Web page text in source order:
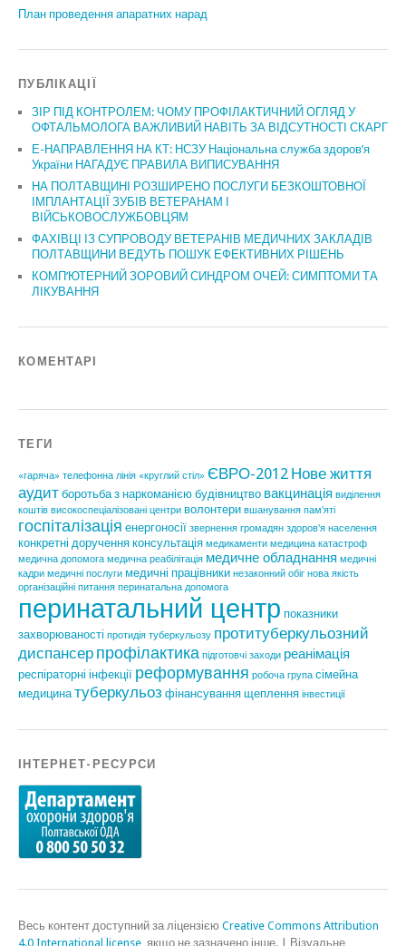
План проведення апаратних нарад
ПУБЛІКАЦІЇ
ЗІР ПІД КОНТРОЛЕМ: ЧОМУ ПРОФІЛАКТИЧНИЙ ОГЛЯД У
ОФТАЛЬМОЛОГА ВАЖЛИВИЙ НАВІТЬ ЗА ВІДСУТНОСТІ СКАРГ
Е-НАПРАВЛЕННЯ НА КТ: НСЗУ Національна служба здоров’я
України НАГАДУЄ ПРАВИЛА ВИПИСУВАННЯ
НА ПОЛТАВЩИНІ РОЗШИРЕНО ПОСЛУГИ БЕЗКОШТОВНОЇ
ІМПЛАНТАЦІЇ ЗУБІВ ВЕТЕРАНАМ І
ВІЙСЬКОВОСЛУЖБОВЦЯМ
ФАХІВЦІ ІЗ СУПРОВОДУ ВЕТЕРАНІВ МЕДИЧНИХ ЗАКЛАДІВ
ПОЛТАВЩИНИ ВЕДУТЬ ПОШУК ЕФЕКТИВНИХ РІШЕНЬ
КОМП’ЮТЕРНИЙ ЗОРОВИЙ СИНДРОМ ОЧЕЙ: СИМПТОМИ ТА
ЛІКУВАННЯ
КОМЕНТАРІ
ТЕГИ
«гаряча» телефонна лінія «круглий стіл» ЄВРО-2012 Нове життя
аудит боротьба з наркоманією будівництво вакцинація виділення
коштів високоспеціалізовані центри волонтери вшанування пам'яті
госпіталізація енергоносії звернення громадян здоров'я населення
конкретні доручення консультація медикаменти медицина катастроф
медична допомога медична реабілітація медичне обладнання медичні
кадри медичні послуги медичні працівники незаконний обіг нова якість
організаційні питання перинатальна допомога
перинатальний центр показники
захворюваності протидія туберкульозу протитуберкульозний
диспансер профілактика підготовчі заходи реанімація
респіраторні інфекції реформування робоча група сімейна
медицина туберкульоз фінансування щеплення інвестиції
ІНТЕРНЕТ-РЕСУРСИ
Весь контент доступний за ліцензією Creative Commons Attribution
4.0 International license , якщо не зазначено інше. | Візуальне